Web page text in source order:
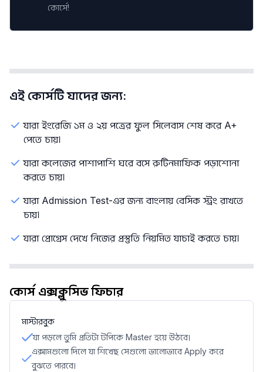
কোর্সে!
এই কোর্সটি যাদের জন্য:
যারা ইংরেজি ১ম ও ২য় পত্রের ফুল সিলেবাস শেষ করে A+
পেতে চায়।
যারা কলেজের পাশাপাশি ঘরে বসে রুটিনমাফিক পড়াশোনা
করতে চায়।
যারা Admission Test-এর জন্য বাংলায় বেসিক স্ট্রং রাখতে
চায়।
যারা প্রোগ্রেস দেখে নিজের প্রস্তুতি নিয়মিত যাচাই করতে চায়।
কোর্স এক্সক্লুসিভ ফিচার
মাস্টারবুক
যা পড়লে তুমি প্রতিটা টপিকে Master হয়ে উঠবে।
এক্সামগুলো দিলে যা শিখেছ সেগুলো ভালোভাবে Apply করে
বুঝতে পারবে।